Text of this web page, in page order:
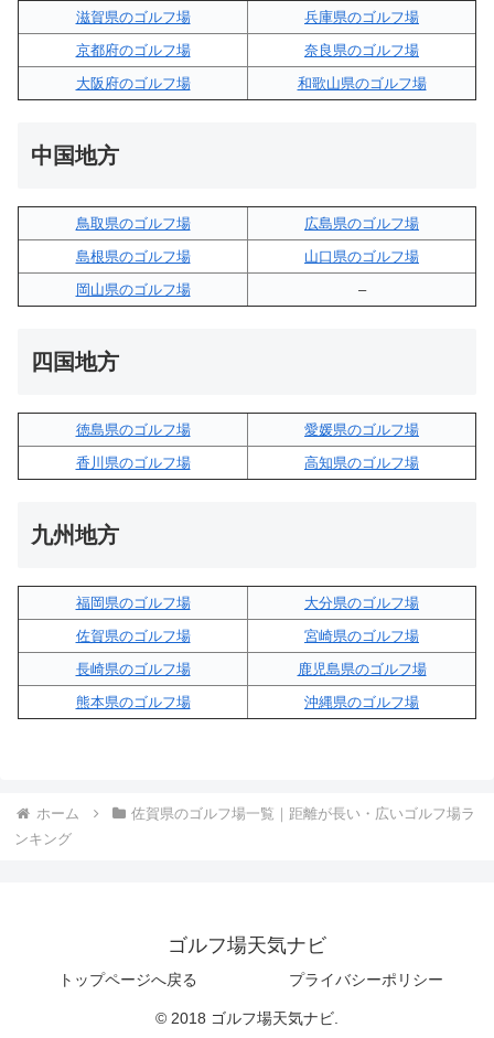
滋賀県のゴルフ場
兵庫県のゴルフ場
京都府のゴルフ場
奈良県のゴルフ場
大阪府のゴルフ場
和歌山県のゴルフ場
中国地方
鳥取県のゴルフ場
広島県のゴルフ場
島根県のゴルフ場
山口県のゴルフ場
岡山県のゴルフ場
–
四国地方
徳島県のゴルフ場
愛媛県のゴルフ場
香川県のゴルフ場
高知県のゴルフ場
九州地方
福岡県のゴルフ場
大分県のゴルフ場
佐賀県のゴルフ場
宮崎県のゴルフ場
長崎県のゴルフ場
鹿児島県のゴルフ場
熊本県のゴルフ場
沖縄県のゴルフ場
ホーム
佐賀県のゴルフ場一覧｜距離が長い・広いゴルフ場ラ
ンキング
ゴルフ場天気ナビ
トップページへ戻る プライバシーポリシー
© 2018 ゴルフ場天気ナビ.